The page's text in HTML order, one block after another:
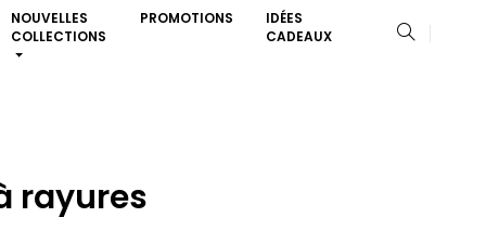
NOUVELLES
COLLECTIONS
PROMOTIONS
IDÉES
CADEAUX
rayures